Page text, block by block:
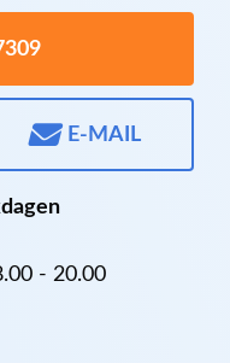
E-MAIL
- 20.00